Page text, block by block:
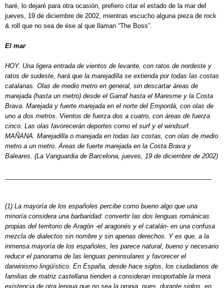
haré, lo dejaré para otra ocasión, prefiero citar el estado de la mar del
jueves, 19 de diciembre de 2002, mientras escucho alguna pieza de rock
& roll que no sea de ése al que llaman “The Boss”.
El mar
HOY. Una ligera entrada de vientos de levante, con ratos de nordeste y
ratos de sudeste, hará que la marejadilla se extienda por todas las costas
catalanas. Olas de medio metro en general, sin descartar áreas de
marejada (hasta un metro) desde el Garraf hasta el Maresme y la Costa
Brava. Marejada y fuerte marejada en el norte del Empordà, con olas de
uno a dos metros. Vientos de fuerza dos a cuatro, con áreas de fuerza
cinco. Las olas favorecerán deportes como el surf y el windsurf.
MAÑANA. Marejadilla o marejada en todas las costas, con olas de medio
metro a un metro. Áreas de fuerte marejada en la Costa Brava y
Baleares. (La Vanguardia de Barcelona, jueves, 19 de diciembre de 2002)
(1) La mayoría de los españoles percibe como bueno algo que una
minoría considera una barbaridad: convertir las dos lenguas románicas
propias del territorio de Aragón -el aragonés y el catalán- en una confusa
mezcla de dialectos sin nombre y sin apenas derechos. Y es que, a la
inmensa mayoría de los españoles, les parece natural, bueno y necesario
reducir el panorama de las lenguas peninsulares y favorecer el
darwinismo lingüístico. En España, desde hace siglos, los ciudadanos de
familias de matriz castellana tienden a consideran insoportable la mera
existencia de otra lengua que no sea la propia, pues, durante siglos, en